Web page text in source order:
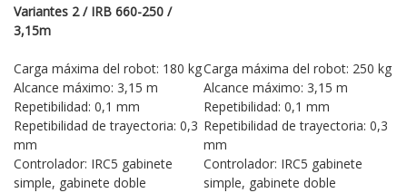
Variantes 2 / IRB 660-250 /
3,15m
Carga máxima del robot: 180 kgCarga máxima del robot: 250 kg
Alcance máximo: 3,15 m
Alcance máximo: 3,15 m
Repetibilidad: 0,1 mm
Repetibilidad: 0,1 mm
Repetibilidad de trayectoria: 0,3
mm
Repetibilidad de trayectoria: 0,3
mm
Controlador: IRC5 gabinete
simple, gabinete doble
Controlador: IRC5 gabinete
simple, gabinete doble